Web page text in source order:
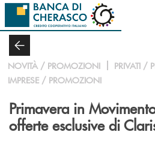
Salta al contenuto principale
NOVITÀ / PROMOZIONI
PRIVATI /
IMPRESE / PROMOZIONI
Primavera in
offerte esclusive di